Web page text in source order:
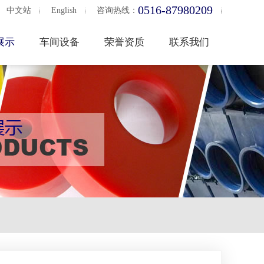
中文站 English 咨询热线： 0516-87980209
示 车间设备 荣誉资质 联系我们